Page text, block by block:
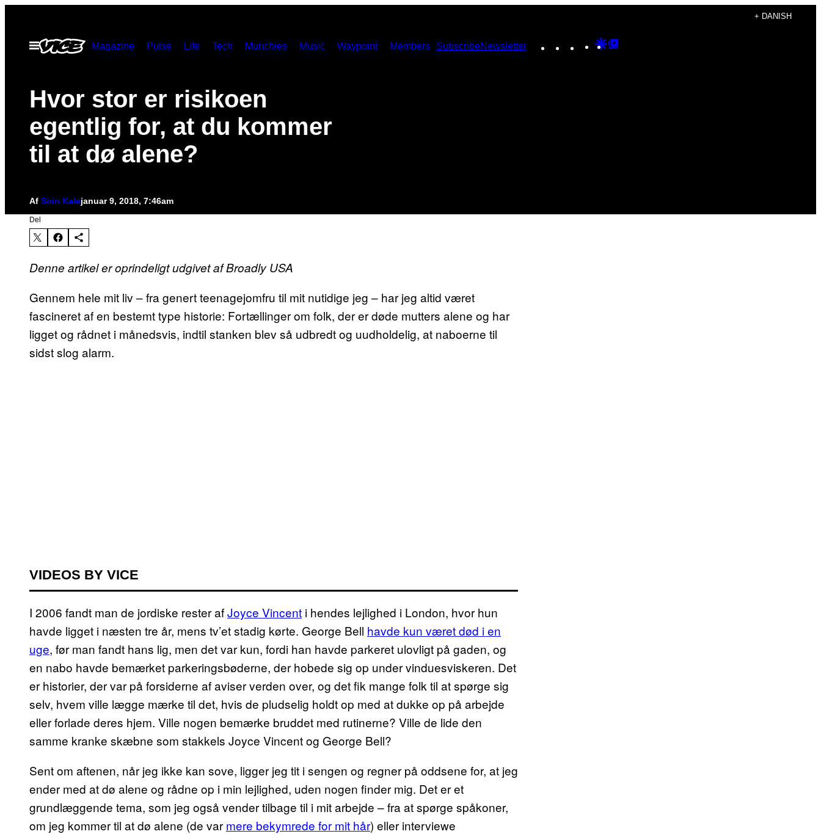
indhold
+ DANISH
Åbn
Menu
Magazine Pulse Life Tech Munchies Music Waypoint Members SubscribeNewsletter Instagram
TikTokYouTube
Google
Hvor stor er risikoen
egentlig for, at du kommer
til at dø alene?
Af Sirin Kalejanuar 9, 2018, 7:46am
Del
Denne artikel er oprindeligt udgivet af Broadly USA
Gennem hele mit liv – fra genert teenagejomfru til mit nutidige jeg – har jeg altid været
fascineret af en bestemt type historie: Fortællinger om folk, der er døde mutters alene og har
ligget og rådnet i månedsvis, indtil stanken blev så udbredt og uudholdelig, at naboerne til
sidst slog alarm.
VIDEOS BY VICE
I 2006 fandt man de jordiske rester afJoyce Vincent i hendes lejlighed i London, hvor hun
havde ligget i næsten tre år, mens tv’et stadig kørte. George Bell havde kun været død i en
uge, før man fandt hans lig, men det var kun, fordi han havde parkeret ulovligt på gaden, og
en nabo havde bemærket parkeringsbøderne, der hobede sig op under vinduesviskeren. Det
er historier, der var på forsiderne af aviser verden over, og det fik mange folk til at spørge sig
selv, hvem ville lægge mærke til det, hvis de pludselig holdt op med at dukke op på arbejde
eller forlade deres hjem. Ville nogen bemærke bruddet med rutinerne? Ville de lide den
samme kranke skæbne som stakkels Joyce Vincent og George Bell?
Sent om aftenen, når jeg ikke kan sove, ligger jeg tit i sengen og regner på oddsene for, at jeg
ender med at dø alene og rådne op i min lejlighed, uden nogen finder mig. Det er et
grundlæggende tema, som jeg også vender tilbage til i mit arbejde – fra at spørge spåkoner,
om jeg kommer til at dø alene (de var mere bekymrede for mit hår) eller interviewe